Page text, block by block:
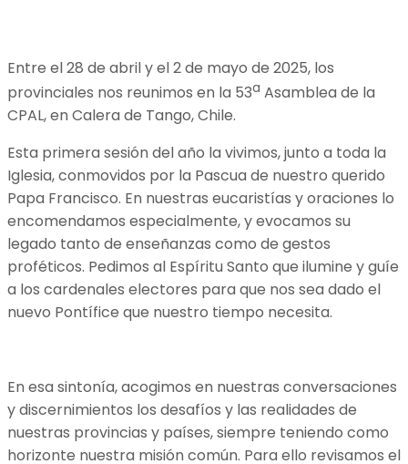
Entre el 28 de abril y el 2 de mayo de 2025, los
provinciales nos reunimos en la 53a Asamblea de la
CPAL, en Calera de Tango, Chile.
Esta primera sesión del año la vivimos, junto a toda la
Iglesia, conmovidos por la Pascua de nuestro querido
Papa Francisco. En nuestras eucaristías y oraciones lo
encomendamos especialmente, y evocamos su
legado tanto de enseñanzas como de gestos
proféticos. Pedimos al Espíritu Santo que ilumine y guíe
a los cardenales electores para que nos sea dado el
nuevo Pontífice que nuestro tiempo necesita.
En esa sintonía, acogimos en nuestras conversaciones
y discernimientos los desafíos y las realidades de
nuestras provincias y países, siempre teniendo como
horizonte nuestra misión común. Para ello revisamos el